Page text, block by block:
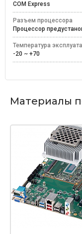
COM Express
Разъем процессора
Процессор
Температура
-20 ~ +70
Материалы